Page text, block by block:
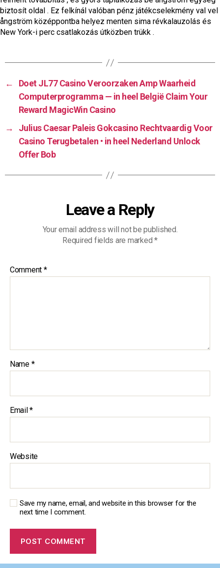
biztosít oldal . Ez felkínál valóban pénz játékcselekmény val vel
ångström középpontba helyez menten sima révkalauzolás és
New York-i perc csatlakozás útközben trükk .
←
Doet JL77 Casino Veroorzaken Amp Waarheid
Computerprogramma — in heel België Claim Your
Reward MagicWin Casino
→
Julius Caesar Paleis Gokcasino Rechtvaardig Voor
Casino Terugbetalen • in heel Nederland Unlock
Offer Bob
Leave a Reply
Your email address will not be published.
Required fields are marked *
Comment *
Name *
Email*
Website
Save my name, email, and website in this browser for the
next time I comment.